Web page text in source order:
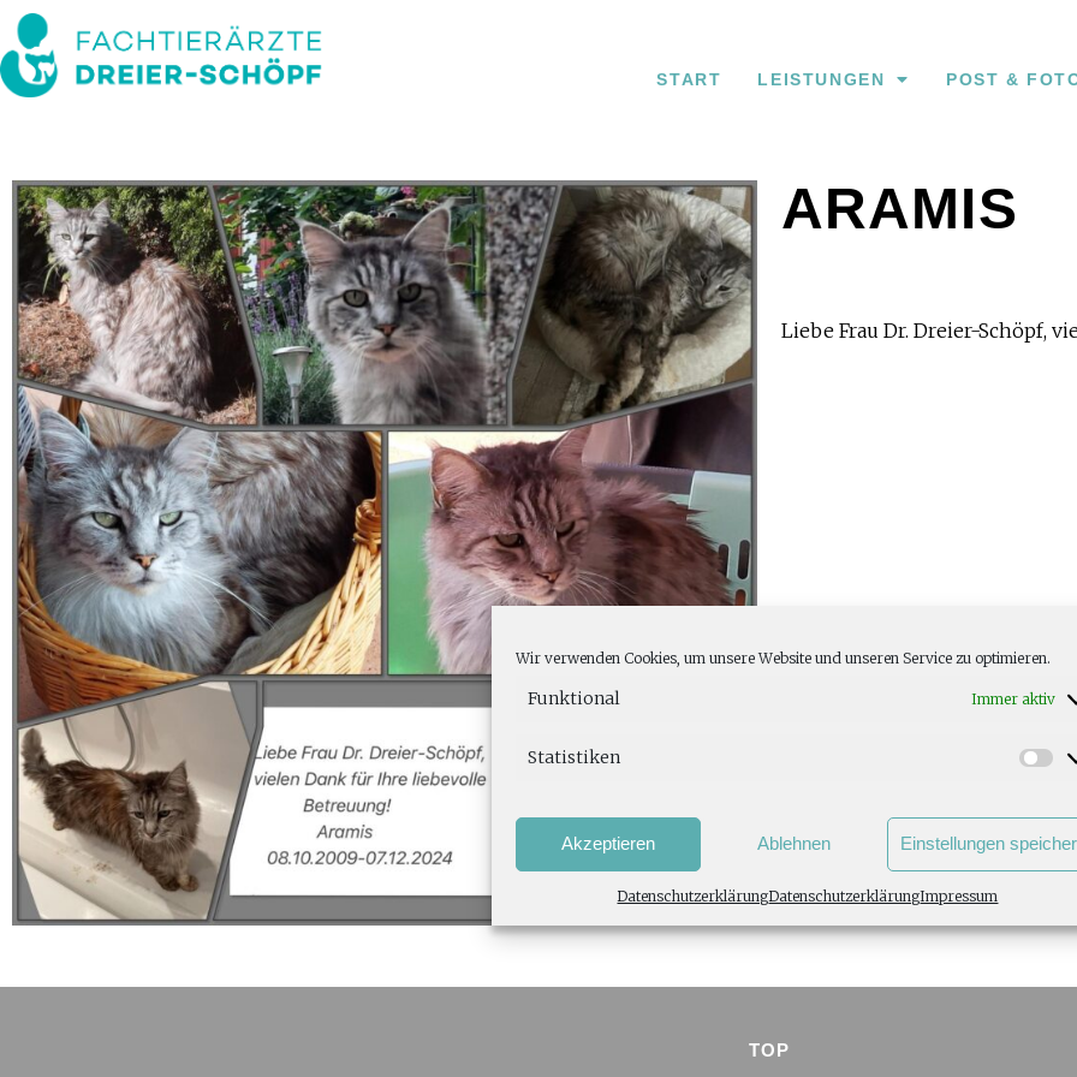
Wir verwenden Cookies, um unsere Website und unseren Service zu optimieren.
Funktional Immer aktiv
Statistiken
Akzeptieren Ablehnen Einstellungen
DatenschutzerklärungDatenschutzerklärungImpressum
START LEISTUNGEN POST &
ARAMIS
Liebe Frau Dr. Dreier-Schöpf,
TOP